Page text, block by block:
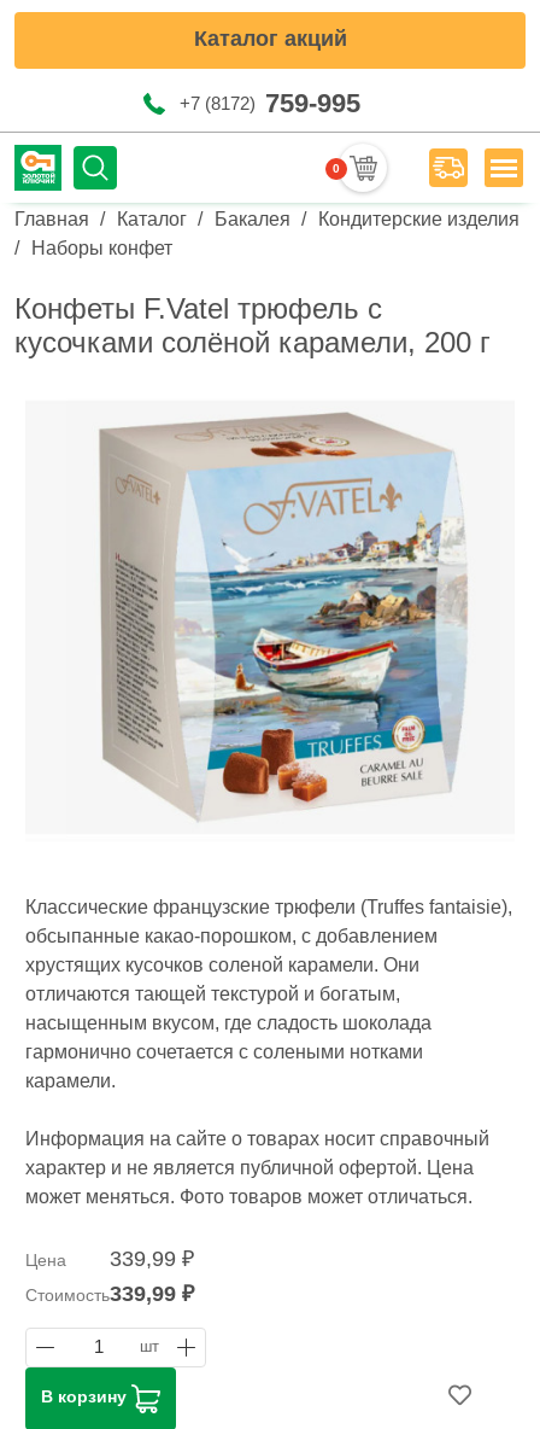
Каталог акций
+7 (8172) 759-995
0 Меню
Строка навигации
Главная Каталог Бакалея
Кондитерские изделия
Наборы конфет
Конфеты F.Vatel трюфель с
кусочками солёной карамели, 200 г
Классические французские трюфели (Truffes fantaisie),
обсыпанные какао-порошком, с добавлением
хрустящих кусочков соленой карамели. Они
отличаются тающей текстурой и богатым,
насыщенным вкусом, где сладость шоколада
гармонично сочетается с солеными нотками
карамели.
Информация на сайте о товарах носит справочный
характер и не является публичной офертой. Цена
может меняться. Фото товаров может отличаться.
Цена 339,99 ₽
Стоимость339,99 ₽
1 шт
В корзину